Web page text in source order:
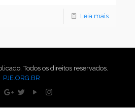
Leia mais
Todos os direitos reservados.
PJE.ORG.BR